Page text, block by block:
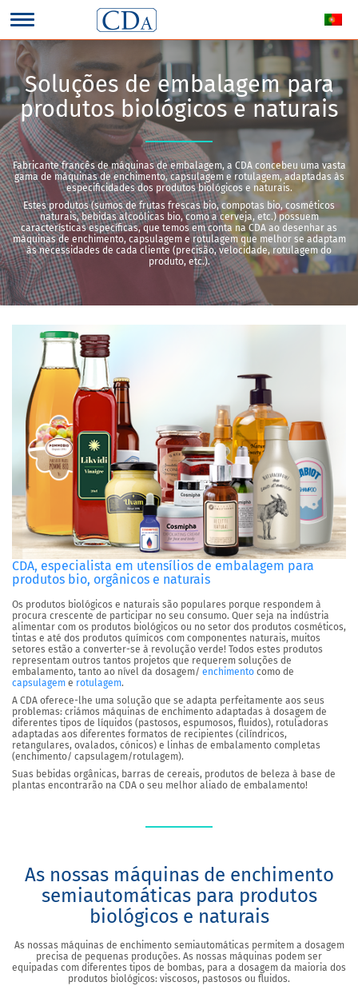
Soluções de embalagem para
produtos biológicos e naturais
Fabricante francês de máquinas de embalagem, a CDA concebeu uma vasta
gama de máquinas de enchimento, capsulagem e rotulagem, adaptadas às
especificidades dos produtos biológicos e naturais.
Estes produtos (sumos de frutas frescas bio, compotas bio, cosméticos
naturais, bebidas alcoólicas bio, como a cerveja, etc.) possuem
características específicas, que temos em conta na CDA ao desenhar as
máquinas de enchimento, capsulagem e rotulagem que melhor se adaptam
às necessidades de cada cliente (precisão, velocidade, rotulagem do
produto, etc.).
CDA, especialista em utensílios de embalagem para
produtos bio, orgânicos e naturais
Os produtos biológicos e naturais são populares porque respondem à
procura crescente de participar no seu consumo. Quer seja na indústria
alimentar com os produtos biológicos ou no setor dos produtos cosméticos,
tintas e até dos produtos químicos com componentes naturais, muitos
setores estão a converter-se à revolução verde! Todos estes produtos
representam outros tantos projetos que requerem soluções de
embalamento, tanto ao nível da dosagem/ enchimento como de
capsulagem e rotulagem.
A CDA oferece-lhe uma solução que se adapta perfeitamente aos seus
problemas: criámos máquinas de enchimento adaptadas à dosagem de
diferentes tipos de líquidos (pastosos, espumosos, fluidos), rotuladoras
adaptadas aos diferentes formatos de recipientes (cilíndricos,
retangulares, ovalados, cónicos) e linhas de embalamento completas
(enchimento/ capsulagem/rotulagem).
Suas bebidas orgânicas, barras de cereais, produtos de beleza à base de
plantas encontrarão na CDA o seu melhor aliado de embalamento!
As nossas máquinas de enchimento
semiautomáticas para produtos
biológicos e naturais
As nossas máquinas de enchimento semiautomáticas permitem a dosagem
precisa de pequenas produções. As nossas máquinas podem ser
equipadas com diferentes tipos de bombas, para a dosagem da maioria dos
produtos biológicos: viscosos, pastosos ou fluidos.